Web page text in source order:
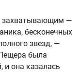
захватывающим —
бесконечных
звезд, —
была
и она казалась